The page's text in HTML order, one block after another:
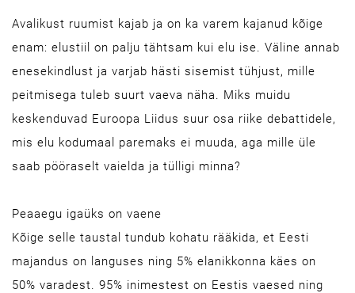
Avalikust ruumist kajab ja on ka varem kajanud kõige
enam: elustiil on palju tähtsam kui elu ise. Väline annab
enesekindlust ja varjab hästi sisemist tühjust, mille
peitmisega tuleb suurt vaeva näha. Miks muidu
keskenduvad Euroopa Liidus suur osa riike debattidele,
mis elu kodumaal paremaks ei muuda, aga mille üle
saab pööraselt vaielda ja tülligi minna?
Peaaegu igaüks on vaene
Kõige selle taustal tundub kohatu rääkida, et Eesti
majandus on languses ning 5% elanikkonna käes on
50% varadest. 95% inimestest on Eestis vaesed ning